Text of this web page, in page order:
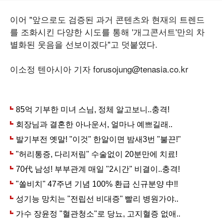
이어 "앞으로도 검증된 과거 콘텐츠와 현재의 트렌드
를 조화시킨 다양한 시도를 통해 '개그콘서트'만의 차
별화된 웃음을 선보이겠다"고 덧붙였다.
이소정 텐아시아 기자 forusojung@tenasia.co.kr